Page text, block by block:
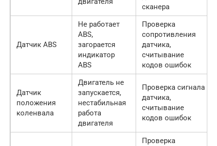
сканера
Датчик ABS
Не работает
ABS,
загорается
индикатор
ABS
Проверка
сопротивления
датчика,
считывание
кодов ошибок
Датчик
положения
коленвала
Двигатель не
запускается,
нестабильная
работа
двигателя
Проверка сигнала
датчика,
считывание
кодов ошибок
Проверка